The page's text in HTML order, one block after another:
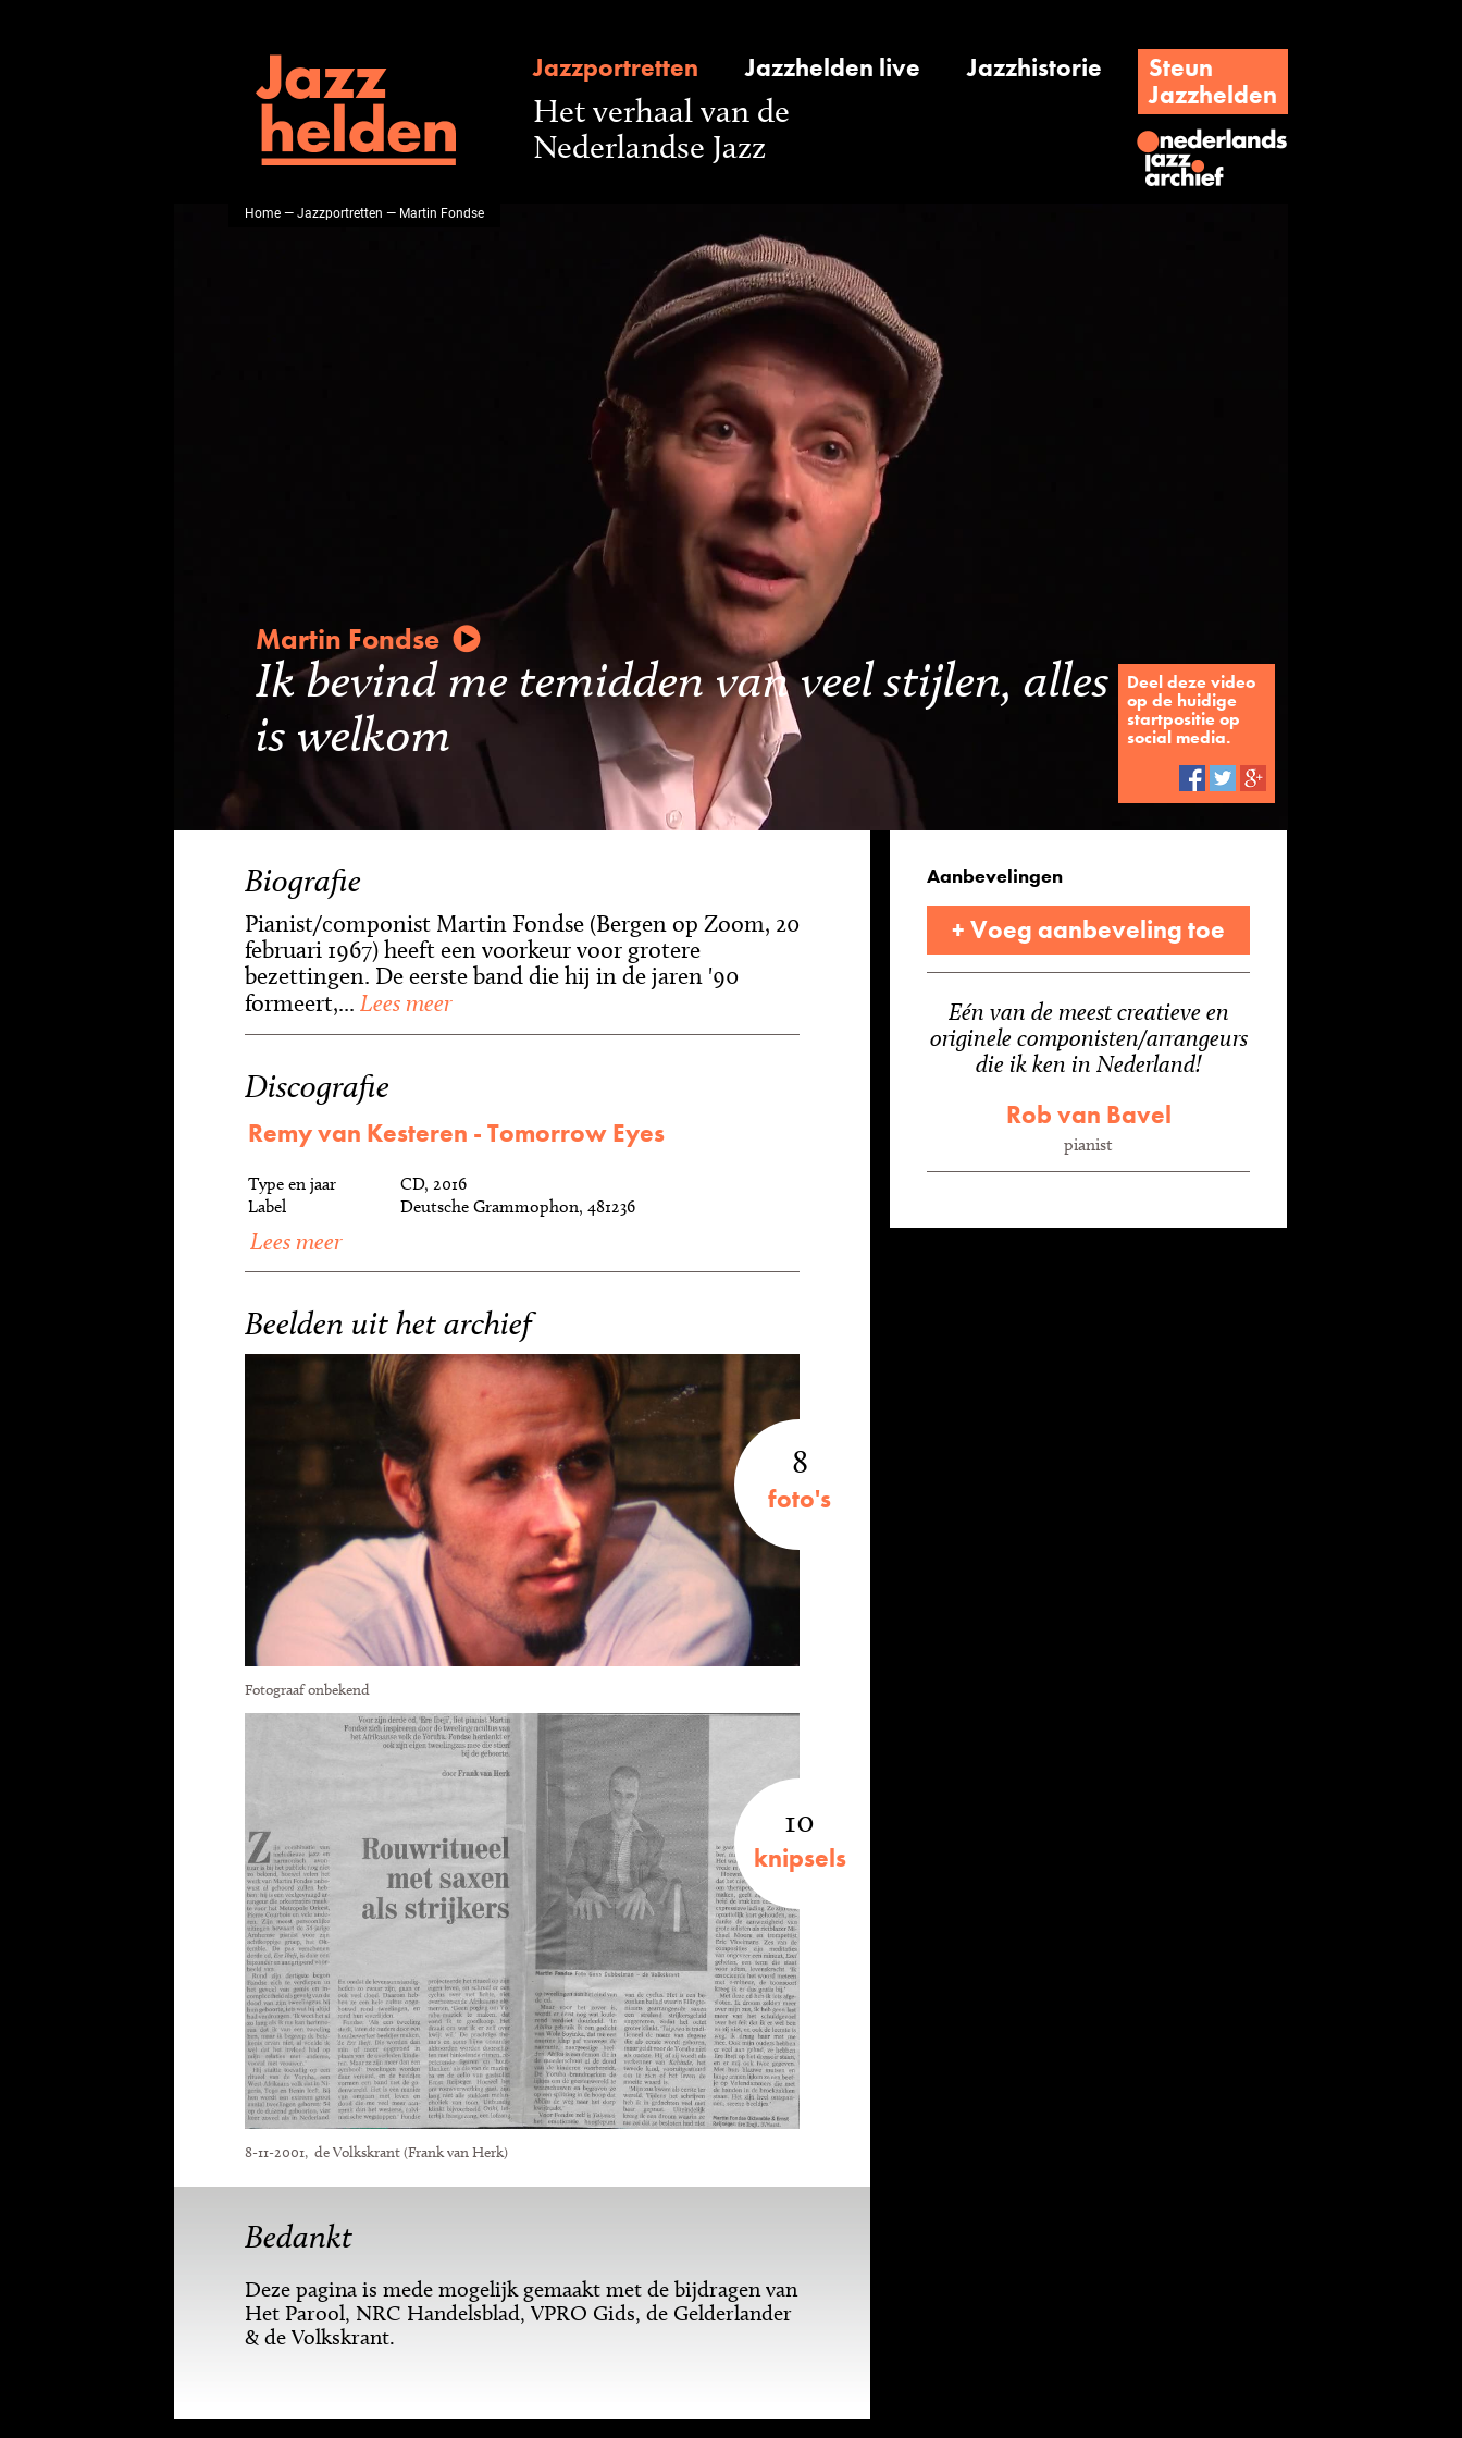
Jazzportretten Jazzhelden live Jazzhistorie
Steun
Jazzhelden
Het verhaal van de
Nederlandse Jazz
Home—Jazzportretten — Martin Fondse
Martin Fondse
Ik bevind me temidden van veel stijlen, alles
is welkom
Deel deze video
op de huidige
startpositie op
social media.
Biografie
Pianist/componist Martin Fondse (Bergen op Zoom, 20
februari 1967) heeft een voorkeur voor grotere
bezettingen. De eerste band die hij in de jaren '90
formeert,... Lees meer
Discografie
Remy van Kesteren - Tomorrow Eyes
Type en jaar
CD, 2016
Label
Deutsche Grammophon, 481236
Lees meer
Beelden uit het archief
8
foto's
Fotograaf onbekend
10
knipsels
8-11-2001, de Volkskrant (Frank van Herk)
Bedankt
Deze pagina is mede mogelijk gemaakt met de bijdragen van
Het Parool, NRC Handelsblad, VPRO Gids, de Gelderlander
& de Volkskrant.
Aanbevelingen
+ Voeg aanbeveling toe
Eén van de meest creatieve en
originele componisten/arrangeurs
die ik ken in Nederland!
Rob van Bavel
pianist